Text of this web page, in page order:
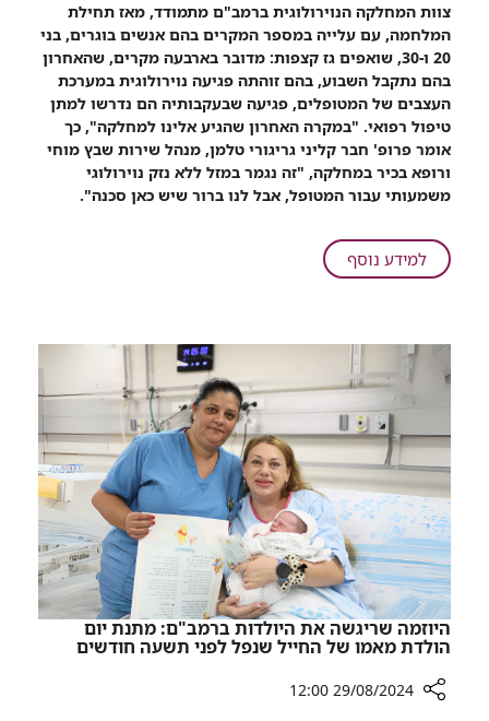
שיתוף
צוות
המחלקה
הנוירולוגית
ברמב"ם
קורא
לגורמי
האכיפה
לשקול
מכירת
גז
צוות המחלקה הנוירולוגית ברמב"ם מתמודד, מאז תחילת
המלחמה, עם עלייה במספר המקרים בהם אנשים בוגרים, בני
20 ו-30, שואפים גז קצפות: מדובר בארבעה מקרים, שהאחרון
בהם נתקבל השבוע, בהם זוהתה פגיעה נוירולוגית במערכת
העצבים של המטופלים, פגיעה שבעקבותיה הם נדרשו למתן
טיפול רפואי. "במקרה האחרון שהגיע אלינו למחלקה", כך
אומר פרופ' חבר קליני גריגורי טלמן, מנהל שירות שבץ מוחי
ורופא בכיר במחלקה, "זה נגמר במזל ללא נזק נוירולוגי
משמעותי עבור המטופל, אבל לנו ברור שיש כאן סכנה".
למידע נוסףעל
צוות
האכיפה
לשקול
את
מכירת
גז
הקצפות
היוזמה שריגשה את היולדות ברמב"ם: מתנת יום
הולדת מאמו של החייל שנפל לפני תשעה חודשים
29/08/2024 12:00